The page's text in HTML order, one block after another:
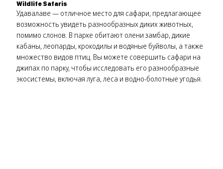
Wildlife Safaris
Удавалаве — отличное место для сафари, предлагающее
возможность увидеть разнообразных диких животных,
помимо слонов. В парке обитают олени замбар, дикие
кабаны, леопарды, крокодилы и водяные буйволы, а также
множество видов птиц. Вы можете совершить сафари на
джипах по парку, чтобы исследовать его разнообразные
экосистемы, включая луга, леса и водно-болотные угодья.